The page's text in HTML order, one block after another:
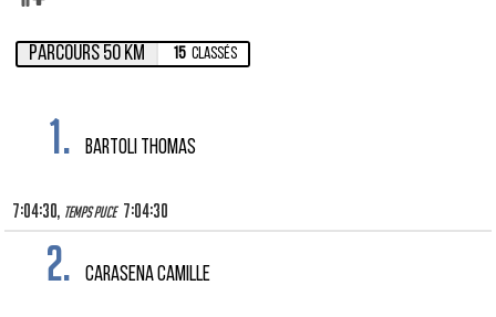
PARCOURS 50 KM 15 Classés
1. BARTOLI THOMAS
7:04:30, Temps puce 7:04:30
2. CARASENA CAMILLE